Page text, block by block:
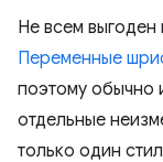
Не всем
Переменные
поэтому обычно
отдельные
только один